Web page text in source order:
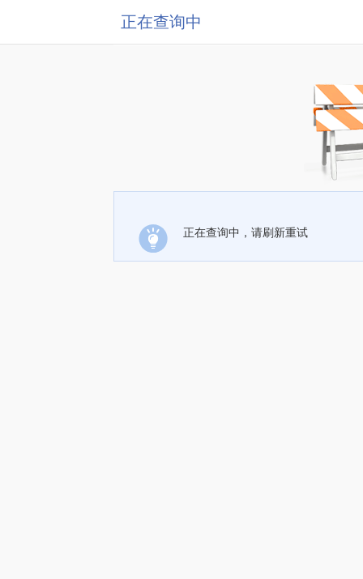
正在查询中
正在查询中，请刷新重试